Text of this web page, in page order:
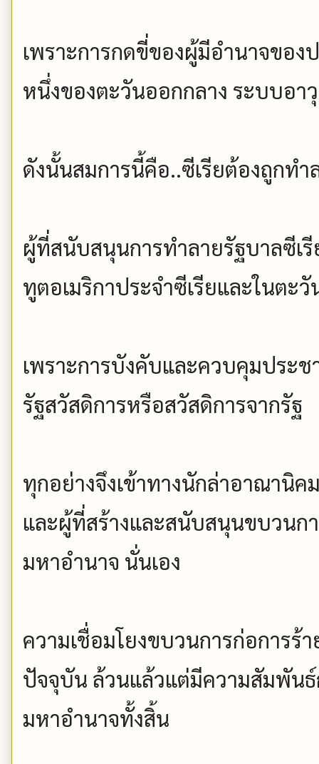
เพราะการกดขี่ของผู้มีอำนาจของ
หนึ่งของตะวันออกกลาง ระบบอา
ดังนั้นสมการนี้คือ..ซีเรียต้องถูกท
ผู้ที่สนับสนุนการทำลายรัฐบาลซีเ
ทูตอเมริกาประจำซีเรียและในตะ
เพราะการบังคับและควบคุมประ
รัฐสวัสดิการหรือสวัสดิการจากรัฐ
ทุกอย่างจึงเข้าทางนักล่าอาณานิ
และผู้ที่สร้างและสนับสนุนขบวนก
มหาอำนาจ นั่นเอง
ความเชื่อมโยงขบวนการก่อการร้
ปัจจุบัน ล้วนแล้วแต่มีความสัมพัน
มหาอำนาจทั้งสิ้น